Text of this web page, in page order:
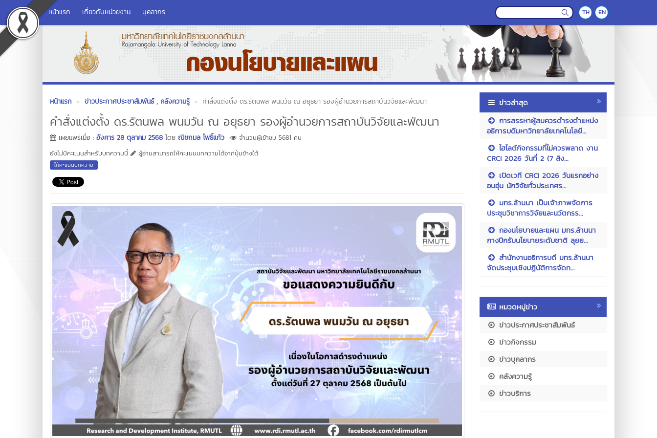
หน้าแรก เกี่ยวกับหน่วยงาน บุคลากร TH EN
หน้าแรก ข่าวประกาศประชาสัมพันธ์ , คลังความรู้ คำสั่งแต่งตั้ง ดร.รัตนพล พนมวัน ณ อยุธยา รองผู้อำนวยการสถาบันวิจัยและพัฒนา
คำสั่งแต่งตั้ง ดร.รัตนพล พนมวัน ณ อยุธยา รองผู้อำนวยการสถาบันวิจัยและพัฒนา
เผยแพร่เมื่อ : อังคาร 28 ตุลาคม 2568 โดย ณิชกมล โพธิ์แก้ว
จำนวนผู้เข้าชม 5681 คน
ยังไม่มีคะแนนสำหรับบทความนี้
ผู้อ่านสามารถให้คะแนนบทความได้จากปุ่มข้างใต้
ให้คะแนนบทความ
ข่าวล่าสุด
การสรรหาผู้สมควรดำรงตำแหน่ง
อธิการบดีมหาวิทยาลัยเทคโนโลยี...
ไฮไลต์กิจกรรมที่ไม่ควรพลาด งาน
CRCI 2026 วันที่ 2 (7 สิง...
เปิดเวที CRCI 2026 วันแรกอย่าง
อบอุ่น นักวิจัยทั่วประเทศร...
มทร.ล้านนา เป็นเจ้าภาพจัดการ
ประชุมวิชาการวิจัยและนวัตกรร...
กองนโยบายและแผน มทร.ล้านนา
กางปีกรับนโยบายระดับชาติ ลุยย...
สำนักงานอธิการบดี มทร.ล้านนา
จัดประชุมเชิงปฏิบัติการจัดท...
หมวดหมู่ข่าว
ข่าวประกาศประชาสัมพันธ์
ข่าวกิจกรรม
ข่าวบุคลากร
คลังความรู้
ข่าวบริการ